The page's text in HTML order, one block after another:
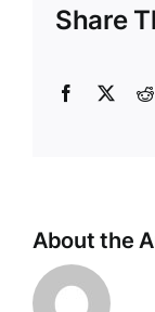
Share
Facebook
X
About the